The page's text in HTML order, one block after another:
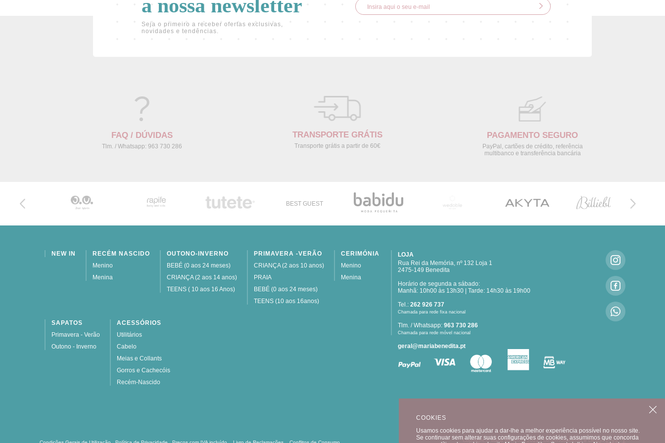
a nossa newsletter
Seja o primeiro a receber ofertas exclusivas,
novidades e tendências.
FAQ / DÚVIDAS
Tlm. / Whatsapp: 963 730 286
TRANSPORTE GRÁTIS
Transporte grátis a partir de 60€
PAGAMENTO SEGURO
PayPal, cartões de crédito, referência
multibanco e transferência bancária
BEST GUEST
CONTACTE-NOS
NEW IN
RECÉM NASCIDO
Menino
Menina
OUTONO-INVERNO
BEBÉ (0 aos 24 meses)
CRIANÇA (2 aos 14 anos)
TEENS ( 10 aos 16 Anos)
PRIMAVERA -VERÃO
CRIANÇA (2 aos 10 anos)
PRAIA
BEBÉ (0 aos 24 meses)
TEENS (10 aos 16anos)
CERIMÓNIA
Menino
Menina
SAPATOS
Primavera - Verão
Outono - Inverno
ACESSÓRIOS
Utilitários
Cabelo
Meias e Collants
Gorros e Cachecóis
Recém-Nascido
LOJA
Rua Rei da Memória, nº 132 Loja 1
2475-149 Benedita
Horário de segunda a sábado:
Manhã: 10h00 às 13h30 | Tarde: 14h30 às 19h00
Tel.:262 926 737
Chamada para rede fixa nacional
Tlm. / Whatsapp:963 730 286
Chamada para rede móvel nacional
geral@mariabenedita.pt
Copyright © Maria Benedita 2021 |Desenvolvimento e Design:
COOKIES
Usamos cookies para ajudar a dar-lhe a melhor experiência possível no nosso site.
Se continuar sem alterar suas configurações de cookies, assumimos que concorda